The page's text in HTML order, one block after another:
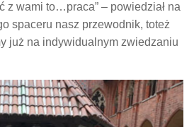
z wami to…praca” – powiedział na
spaceru nasz przewodnik, toteż
już na indywidualnym zwiedzaniu